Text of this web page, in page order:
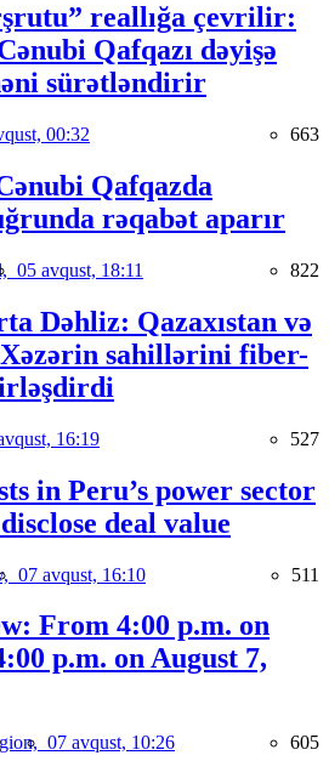
reallığa çevrilir:
Qafqazı dəyişə
sürətləndirir
00:32 663
Qafqazda
rəqabət aparır
05 avqust, 18:11 822
Dəhliz: Qazaxıstan və
sahillərini fiber-
16:19 527
in Peru’s power sector
deal value
07 avqust, 16:10 511
From 4:00 p.m. on
p.m. on August 7,
07 avqust, 10:26 605